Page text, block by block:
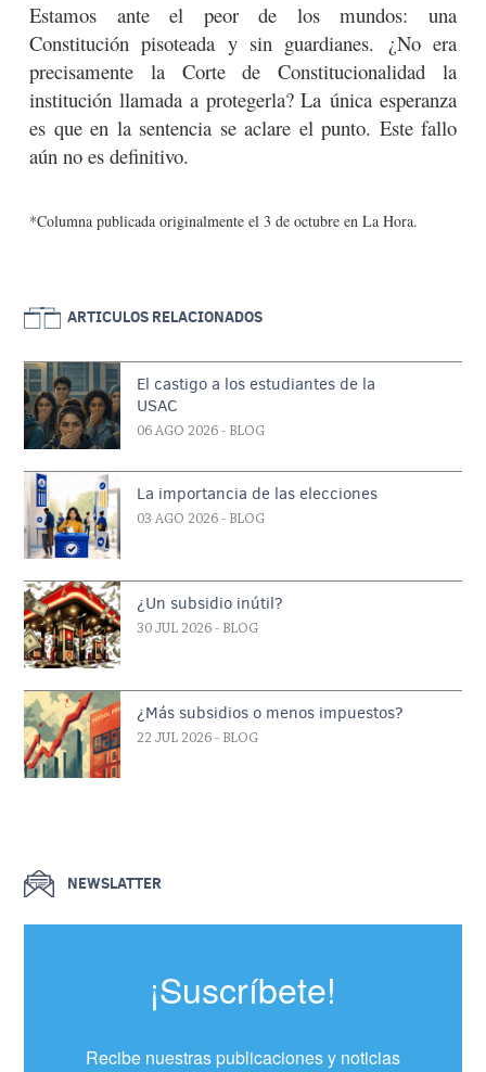
Estamos ante el peor de los mundos: una
Constitución pisoteada y sin guardianes. ¿No era
precisamente la Corte de Constitucionalidad la
institución llamada a protegerla? La única esperanza
es que en la sentencia se aclare el punto. Este fallo
aún no es definitivo.
*Columna publicada originalmente el 3 de octubre en La Hora.
ARTICULOS RELACIONADOS
El castigo a los estudiantes de la
USAC
06 AGO 2026 - BLOG
La importancia de las elecciones
03 AGO 2026 - BLOG
¿Un subsidio inútil?
30 JUL 2026 - BLOG
¿Más subsidios o menos impuestos?
22 JUL 2026 - BLOG
NEWSLATTER
¡Suscríbete!
Recibe nuestras publicaciones y noticias